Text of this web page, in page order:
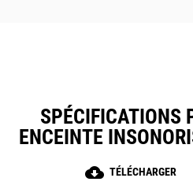
SPÉCIFICATIONS
ENCEINTE
cloud_download TÉLÉCHARGER